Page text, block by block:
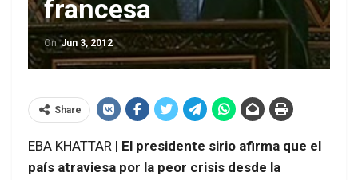
francesa
OnJun 3, 2012
Share
EBA KHATTAR | El presidente sirio afirma que el
país atraviesa por la peor crisis desde la